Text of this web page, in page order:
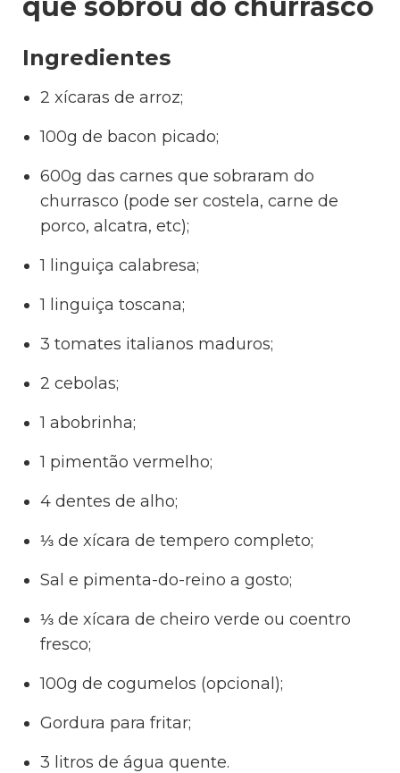
que sobrou do churrasco
Ingredientes
2 xícaras de arroz;
100g de bacon picado;
600g das carnes que sobraram do
churrasco (pode ser costela, carne de
porco, alcatra, etc);
1 linguiça calabresa;
1 linguiça toscana;
3 tomates italianos maduros;
2 cebolas;
1 abobrinha;
1 pimentão vermelho;
4 dentes de alho;
⅓ de xícara de tempero completo;
Sal e pimenta-do-reino a gosto;
⅓ de xícara de cheiro verde ou coentro
fresco;
100g de cogumelos (opcional);
Gordura para fritar;
3 litros de água quente.